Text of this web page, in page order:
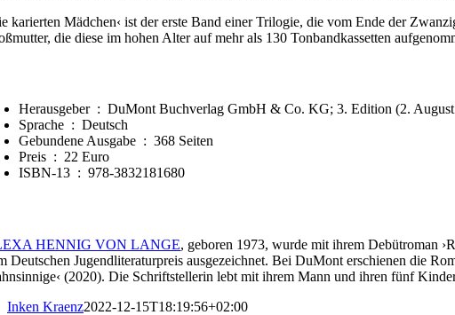
karierten Mädchen‹ ist der erste Band einer Trilogie, die vom Ende der
die diese im hohen Alter auf mehr als 130 Tonbandkassetten
Herausgeber ‏ : ‎DuMont Buchverlag GmbH & Co. KG; 3. Edition (2.
Sprache ‏ : ‎Deutsch
Gebundene Ausgabe ‏ : ‎368 Seiten
Preis ‏ : ‎ 22 Euro
ISBN-13 ‏ : ‎978-3832181680
HENNIG VON LANGE, geboren 1973, wurde mit ihrem Debütroman
Deutschen Jugendliteraturpreis ausgezeichnet. Bei DuMont erschienen die
(2020). Die Schriftstellerin lebt mit ihrem Mann und ihren fünf
Inken Kraenz2022-12-15T18:19:56+02:00